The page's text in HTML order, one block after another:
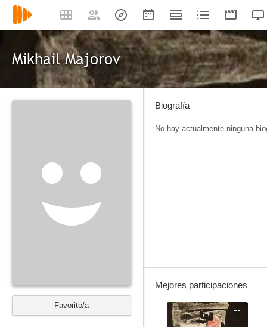
Mikhail Majorov
Favorito/a
Biografía
No hay actualmente ninguna
Mejores participaciones
--